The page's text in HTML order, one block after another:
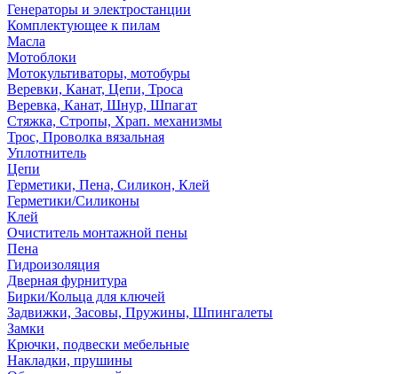
Генераторы и электростанции
Комплектующее к пилам
Масла
Мотоблоки
Мотокультиваторы, мотобуры
Веревки, Канат, Цепи, Троса
Веревка, Канат, Шнур, Шпагат
Стяжка, Стропы, Храп. механизмы
Трос, Проволка вязальная
Уплотнитель
Цепи
Герметики, Пена, Силикон, Клей
Герметики/Силиконы
Клей
Очиститель монтажной пены
Пена
Гидроизоляция
Дверная фурнитура
Бирки/Кольца для ключей
Задвижки, Засовы, Пружины, Шпингалеты
Замки
Крючки, подвески мебельные
Накладки, прушины